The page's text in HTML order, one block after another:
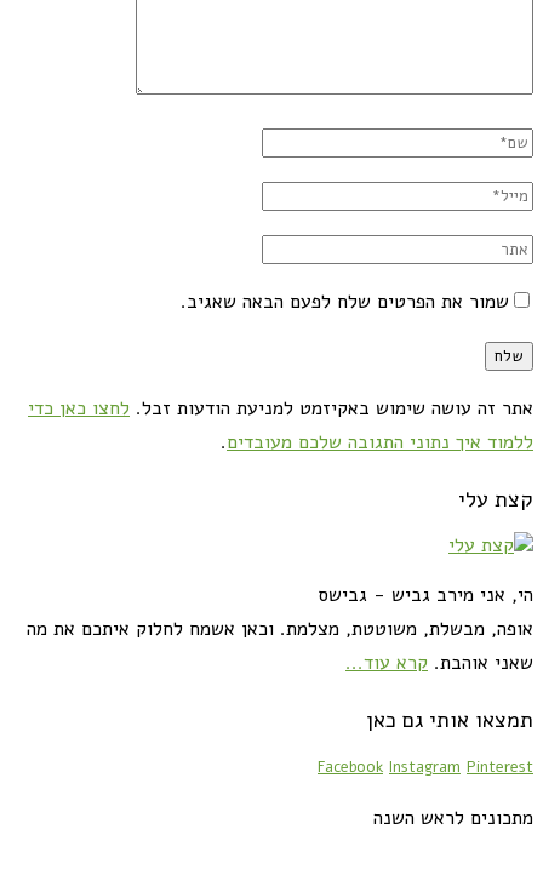
שמור את הפרטים שלח לפעם הבאה שאגיב.
אתר זה עושה שימוש באקיזמט למניעת הודעות זבל. לחצו כאן כדי
ללמוד איך נתוני התגובה שלכם מעובדים.
קצת עלי
הי, אני מירב גביש - גבישס
אופה, מבשלת, משוטטת, מצלמת. וכאן אשמח לחלוק איתכם את מה
שאני אוהבת. קרא עוד...
תמצאו אותי גם כאן
Facebook Instagram Pinterest
מתכונים לראש השנה